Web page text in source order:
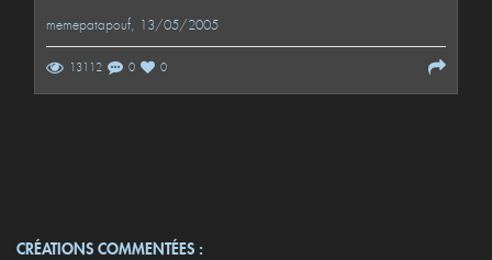
memepatapouf, 13/05/2005
13112 0 0
CRÉATIONS COMMENTÉES :